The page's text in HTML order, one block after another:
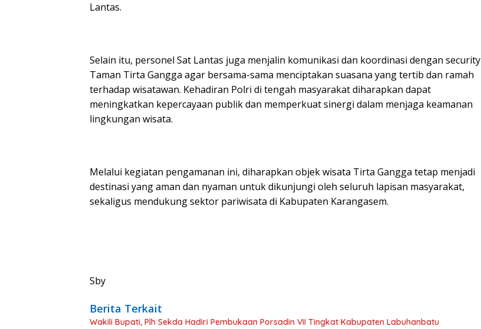
Lantas.
Selain itu, personel Sat Lantas juga menjalin komunikasi dan koordinasi dengan security
Taman Tirta Gangga agar bersama-sama menciptakan suasana yang tertib dan ramah
terhadap wisatawan. Kehadiran Polri di tengah masyarakat diharapkan dapat
meningkatkan kepercayaan publik dan memperkuat sinergi dalam menjaga keamanan
lingkungan wisata.
Melalui kegiatan pengamanan ini, diharapkan objek wisata Tirta Gangga tetap menjadi
destinasi yang aman dan nyaman untuk dikunjungi oleh seluruh lapisan masyarakat,
sekaligus mendukung sektor pariwisata di Kabupaten Karangasem.
Sby
Berita Terkait
Wakili Bupati, Plh Sekda Hadiri Pembukaan Porsadin VII Tingkat Kabupaten Labuhanbatu